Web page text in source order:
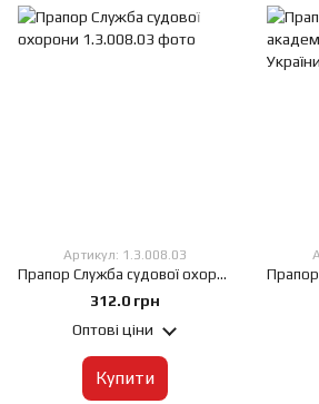
Артикул: 1.3.008.03
Прапор Служба судової охорони, 60х90 см, Штучний шовк 50 г/м², Сублімаційний друк, односторонній, Кишеня під древко зліва
312.0 грн
Оптові ціни
Купити